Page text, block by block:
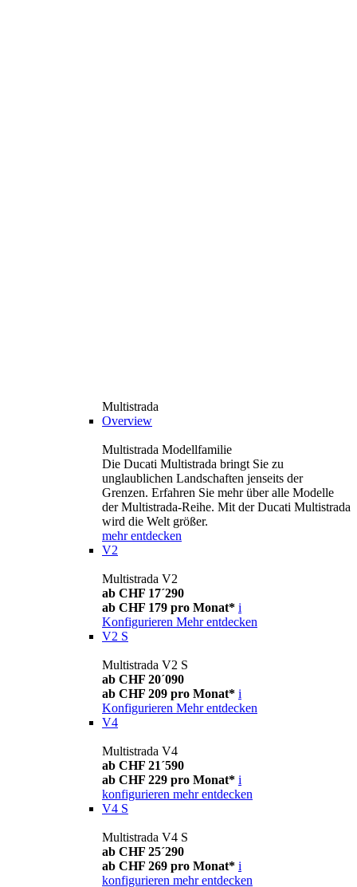
Multistrada
Overview
Multistrada Modellfamilie
Die Ducati Multistrada bringt Sie zu
unglaublichen Landschaften jenseits der
Grenzen. Erfahren Sie mehr über alle Modelle
der Multistrada-Reihe. Mit der Ducati Multistrada
wird die Welt größer.
mehr entdecken
V2
Multistrada V2
ab CHF 17´290
ab CHF 179 pro Monat* i
Konfigurieren Mehr entdecken
V2 S
Multistrada V2 S
ab CHF 20´090
ab CHF 209 pro Monat* i
Konfigurieren Mehr entdecken
V4
Multistrada V4
ab CHF 21´590
ab CHF 229 pro Monat* i
konfigurieren mehr entdecken
V4 S
Multistrada V4 S
ab CHF 25´290
ab CHF 269 pro Monat* i
konfigurieren mehr entdecken